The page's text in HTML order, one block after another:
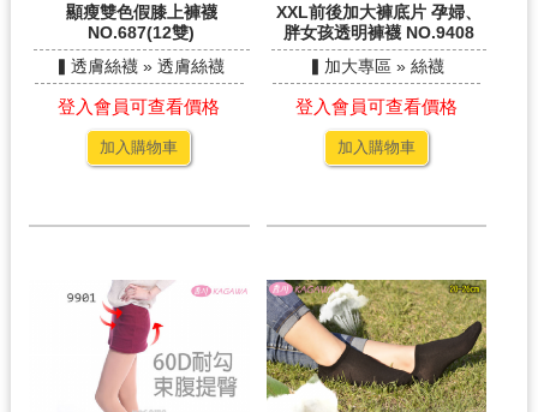
顯瘦雙色假膝上褲襪
NO.687(12雙)
▍透膚絲襪 » 透膚絲襪
登入會員可查看價格
加入購物車
XXL前後加大褲底片 孕婦、
胖女孩透明褲襪 NO.9408
▍加大專區 » 絲襪
登入會員可查看價格
加入購物車